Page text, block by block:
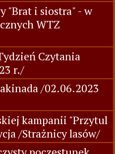
"Brat i siostra" - w
WTZ
Czytania
r./
/02.06.2023
kampanii "Przytul
/Strażnicy lasów/